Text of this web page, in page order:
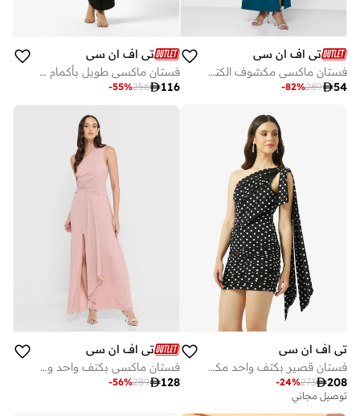
تي اف ان سي
فستان ماكسي مكشوف الكتفين
54
289
-82%
تي اف ان سي
فستان ماكسي طويل بأكمام طويلة وفتحة كتف وظهر مفتوح
116
256
-55%
تي اف ان سي
فستان قصير بكتف واحد مكشكش
208
273
-24%
توصيل مجاني
تي اف ان سي
فستان ماكسي بكتف واحد وفتحة جانبية
128
289
-56%